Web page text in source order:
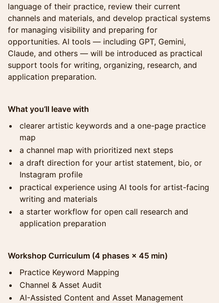
language of their practice, review their current
channels and materials, and develop practical systems
for managing visibility and preparing for
opportunities. AI tools — including GPT, Gemini,
Claude, and others — will be introduced as practical
support tools for writing, organizing, research, and
application preparation.
What you’ll leave with
clearer artistic keywords and a one-page practice
map
a channel map with prioritized next steps
a draft direction for your artist statement, bio, or
Instagram profile
practical experience using AI tools for artist-facing
writing and materials
a starter workflow for open call research and
application preparation
Workshop Curriculum (4 phases × 45 min)
Practice Keyword Mapping
Channel & Asset Audit
AI-Assisted Content and Asset Management